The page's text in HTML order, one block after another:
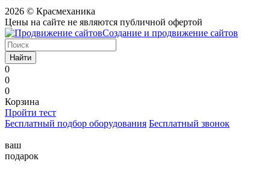
2026 © Красмеханика
Цены на сайте не являются публичной офертой
Создание и продвижение сайтов
Найти
0
0
0
Корзина
Пройти тест
Бесплатный подбор оборудования Бесплатный звонок
ваш
подарок